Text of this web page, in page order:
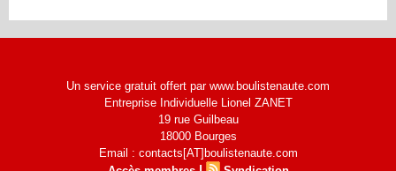
Un service gratuit offert par www.boulistenaute.com
Entreprise Individuelle Lionel ZANET
19 rue Guilbeau
18000 Bourges
Email : contacts[AT]boulistenaute.com